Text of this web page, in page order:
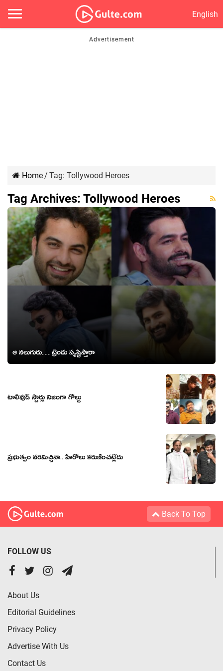
English
Home/ Tag: Tollywood Heroes
Tag Archives: Tollywood Heroes
ఆ నలుగురు… ట్రెండు సృష్టిస్తారా
టాలీవుడ్ స్టార్లు నిజంగా గోల్డు
ప్రభుత్వం వరమిచ్చినా.. హీరోలు కరుణించట్లేదు
Back To Top
FOLLOW US
About Us
Editorial Guidelines
Privacy Policy
Advertise With Us
Contact Us